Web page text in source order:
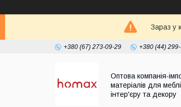
Зараз у
+380 (67) 273-09-29 +380 (44)
Оптова компанія-
матеріалів для
інтер'єру та декору